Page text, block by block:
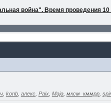
война". Время проведения 10
, konb, алекс, Paix, Maja, мксм_кммрр,